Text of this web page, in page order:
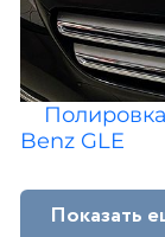
Benz GLE
Показать